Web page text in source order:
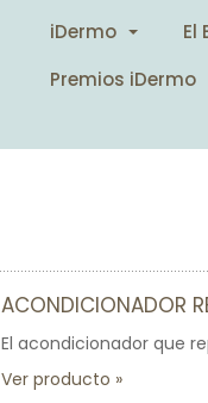
iDermo El
Premios iDermo
ACONDICIONADOR
El acondicionador que
Ver producto